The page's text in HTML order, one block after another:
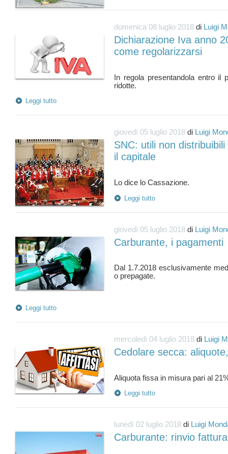
domenica 08 luglio 2018 di Luigi
Dichiarazione Iva anno
come regolarizzarsi
In regola presentandola entro il
Leggi tutto
giovedì 05 luglio 2018 di Luigi
SNC: utili non
il capitale
Leggi tutto
giovedì 05 luglio 2018 di Luigi
Carburante, i pagamenti
Dal 1.7.2018 esclusivamente
o prepagate.
Leggi tutto
mercoledì 04 luglio 2018 di Luigi
Cedolare secca:
Leggi tutto
lunedì 02 luglio 2018 di Luigi
Carburante: rinvio